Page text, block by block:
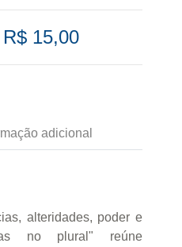
15,00
adicional
alteridades, poder e
no plural" reúne